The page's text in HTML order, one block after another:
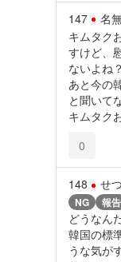
147 名
キムタク
すけど、
ないよね？
あと今の
と聞いて
キムタク
0
148 せ
NG 報告
どうなん
韓国の標
うな気が